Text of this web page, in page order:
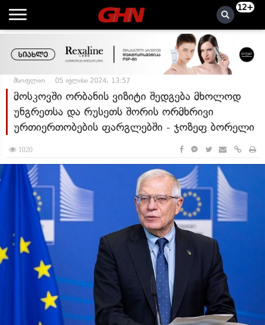
12+
მსოფლიო 05 ივლისი 2024, 13:57
მოსკოვში ორბანის ვიზიტი შედგება მხოლოდ
უნგრეთსა და რუსეთს შორის ორმხრივი
ურთიერთობების ფარგლებში - ჯოზეფ ბორელი
1020